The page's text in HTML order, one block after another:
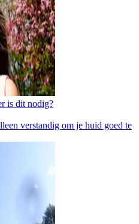
is dit nodig?
verstandig om je huid goed te